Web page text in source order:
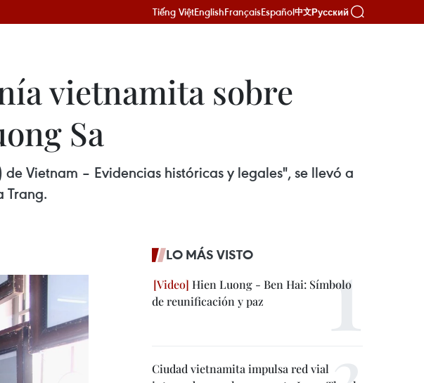
Tiếng ViệtEnglishFrançaisEspañol中文Русский
vietnamita sobre
Sa
Vietnam – Evidencias históricas y legales", se llevó a
Trang.
LO MÁS VISTO
Hien Luong - Ben Hai: Símbolo
de reunificación y paz
Ciudad vietnamita impulsa red vial